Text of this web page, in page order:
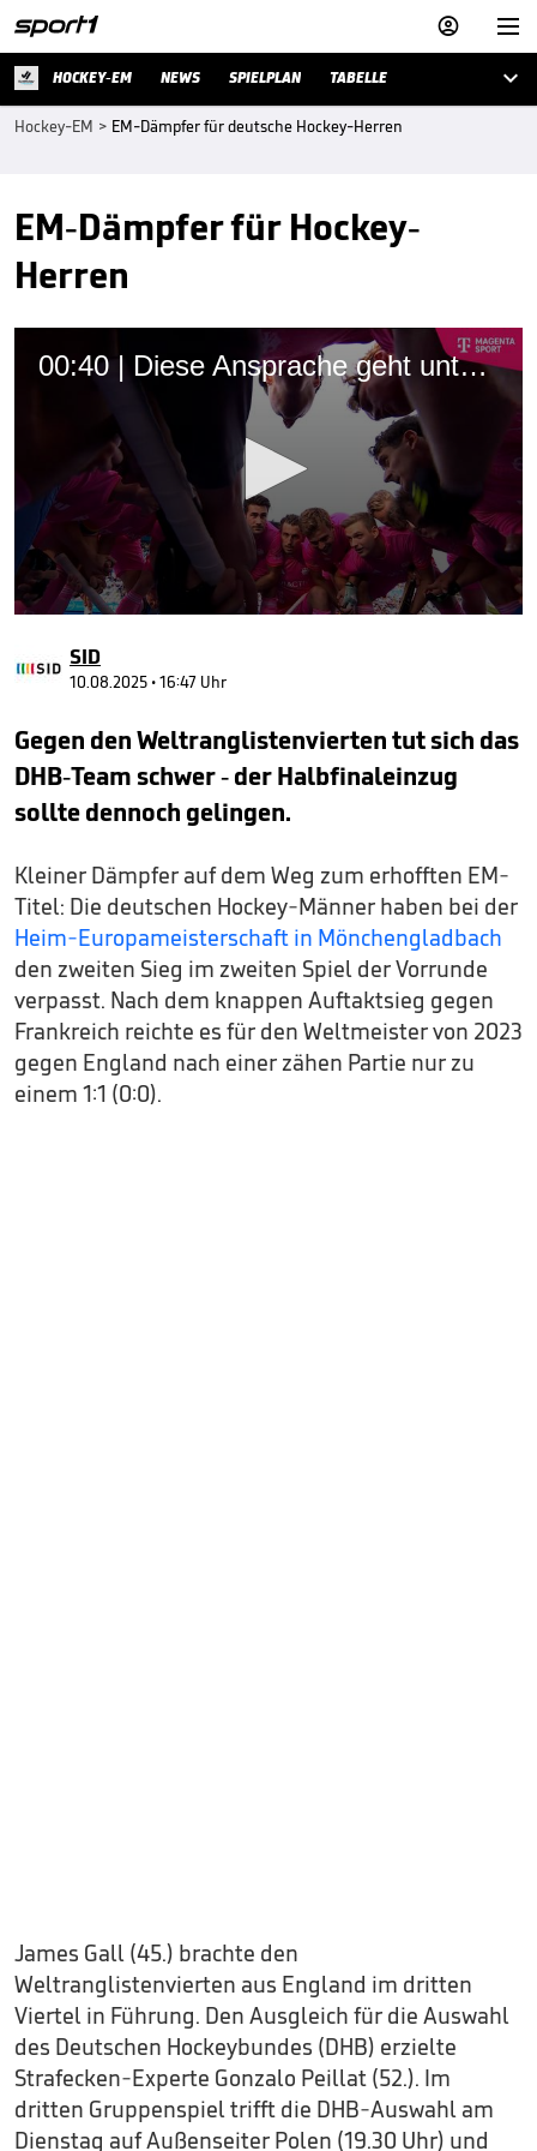


HOCKEY-EM NEWS SPIELPLAN TABELLE 
Hockey-EM > EM-Dämpfer für deutsche Hockey-Herren
EM-Dämpfer für Hockey-
Herren
00:40 | Diese Ansprache geht unter die Haut
of
40
SID
10.08.2025 • 16:47 Uhr
Gegen den Weltranglistenvierten tut sich das
DHB-Team schwer - der Halbfinaleinzug
sollte dennoch gelingen.
Kleiner Dämpfer auf dem Weg zum erhofften EM-
Titel: Die deutschen Hockey-Männer haben bei der
Heim-Europameisterschaft in Mönchengladbach
den zweiten Sieg im zweiten Spiel der Vorrunde
verpasst. Nach dem knappen Auftaktsieg gegen
Frankreich reichte es für den Weltmeister von 2023
gegen England nach einer zähen Partie nur zu
einem 1:1 (0:0).
James Gall (45.) brachte den
Weltranglistenvierten aus England im dritten
Viertel in Führung. Den Ausgleich für die Auswahl
des Deutschen Hockeybundes (DHB) erzielte
Strafecken-Experte Gonzalo Peillat (52.). Im
dritten Gruppenspiel trifft die DHB-Auswahl am
Dienstag auf Außenseiter Polen (19.30 Uhr) und